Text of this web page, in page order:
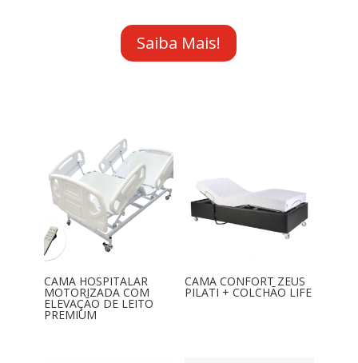
Saiba Mais!
CAMA HOSPITALAR
MOTORIZADA COM
ELEVAÇÃO DE LEITO
PREMIUM
CAMA CONFORT ZEUS
PILATI + COLCHÃO LIFE